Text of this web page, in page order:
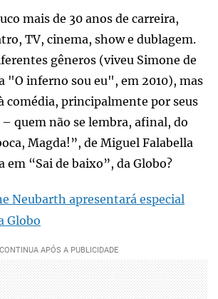
mais de 30 anos de carreira,
TV, cinema, show e dublagem.
gêneros (viveu Simone de
"O inferno sou eu", em 2010), mas
comédia, principalmente por seus
quem não se lembra, afinal, do
Magda!”, de Miguel Falabella
em “Sai de baixo”, da Globo?
Neubarth apresentará especial
Globo